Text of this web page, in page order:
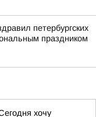
петербургских
праздником
хочу